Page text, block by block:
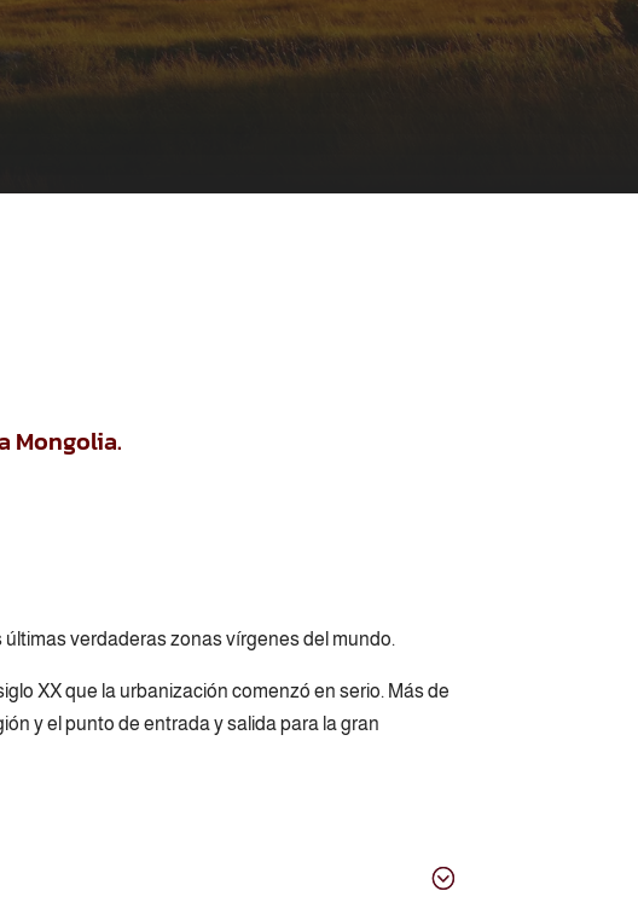
Mongolia.
verdaderas zonas vírgenes del mundo.
XX que la urbanización comenzó en serio. Más de
y el punto de entrada y salida para la gran